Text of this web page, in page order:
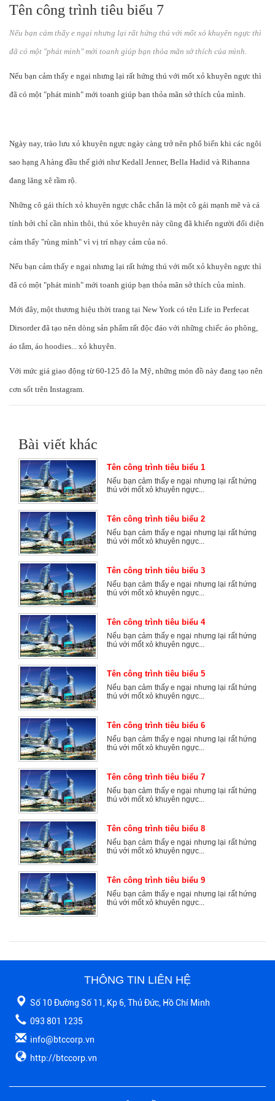
Tên công trình tiêu biểu 7
Nếu bạn cảm thấy e ngại nhưng lại rất hứng thú với mốt xỏ khuyên ngực thì
đã có một "phát minh" mới toanh giúp bạn thỏa mãn sở thích của mình.
Nếu bạn cảm thấy e ngại nhưng lại rất hứng thú với mốt xỏ khuyên ngực thì
đã có một "phát minh" mới toanh giúp bạn thỏa mãn sở thích của mình.
Ngày nay, trào lưu xỏ khuyên ngực ngày càng trở nên phổ biến khi các ngôi
sao hạng A hàng đầu thế giới như Kedall Jenner, Bella Hadid và Rihanna
đang lăng xê rầm rộ.
Những cô gái thích xỏ khuyên ngực chắc chắn là một cô gái mạnh mẽ và cá
tính bởi chỉ cần nhìn thôi, thú xỏe khuyên này cũng đã khiến người đối diện
cảm thấy "rùng mình" vì vị trí nhạy cảm của nó.
Nếu bạn cảm thấy e ngại nhưng lại rất hứng thú với mốt xỏ khuyên ngực thì
đã có một "phát minh" mới toanh giúp bạn thỏa mãn sở thích của mình.
Mới đây, một thương hiệu thời trang tại New York có tên Life in Perfecat
Dirsorder đã tạo nên dòng sản phẩm rất độc đáo với những chiếc áo phông,
áo tắm, áo hoodies... xỏ khuyên.
Với mức giá giao động từ 60-125 đô la Mỹ, những món đồ này đang tạo nên
cơn sốt trên Instagram.
Bài viết khác
Tên công trình tiêu biểu 1
Nếu bạn cảm thấy e ngại nhưng lại rất hứng
thú với mốt xỏ khuyên ngực...
Tên công trình tiêu biểu 2
Nếu bạn cảm thấy e ngại nhưng lại rất hứng
thú với mốt xỏ khuyên ngực...
Tên công trình tiêu biểu 3
Nếu bạn cảm thấy e ngại nhưng lại rất hứng
thú với mốt xỏ khuyên ngực...
Tên công trình tiêu biểu 4
Nếu bạn cảm thấy e ngại nhưng lại rất hứng
thú với mốt xỏ khuyên ngực...
Tên công trình tiêu biểu 5
Nếu bạn cảm thấy e ngại nhưng lại rất hứng
thú với mốt xỏ khuyên ngực...
Tên công trình tiêu biểu 6
Nếu bạn cảm thấy e ngại nhưng lại rất hứng
thú với mốt xỏ khuyên ngực...
Tên công trình tiêu biểu 7
Nếu bạn cảm thấy e ngại nhưng lại rất hứng
thú với mốt xỏ khuyên ngực...
Tên công trình tiêu biểu 8
Nếu bạn cảm thấy e ngại nhưng lại rất hứng
thú với mốt xỏ khuyên ngực...
Tên công trình tiêu biểu 9
Nếu bạn cảm thấy e ngại nhưng lại rất hứng
thú với mốt xỏ khuyên ngực...
THÔNG TIN LIÊN HỆ
Số 10 Đường Số 11, Kp 6, Thủ Đức, Hồ Chí Minh
093 801 1235
info@btccorp.vn
http://btccorp.vn